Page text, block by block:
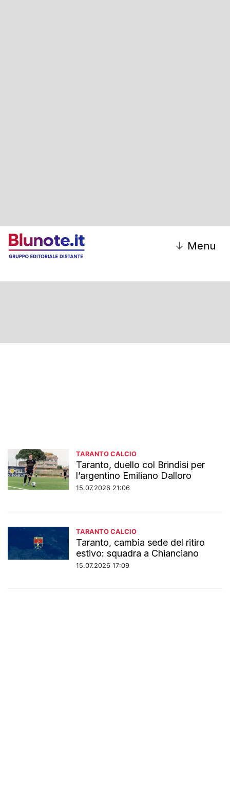
↓ Menu
TARANTO CALCIO
Taranto, duello col Brindisi per
l’argentino Emiliano Dalloro
15.07.2026 21:06
TARANTO CALCIO
Taranto, cambia sede del ritiro
estivo: squadra a Chianciano
15.07.2026 17:09